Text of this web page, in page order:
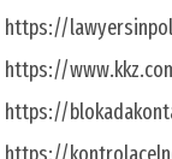
https://
https://
https://